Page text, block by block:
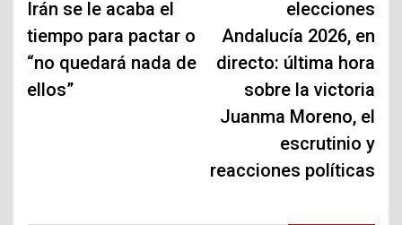
entradas
Irán se le acaba el
tiempo para pactar o
“no quedará nada de
ellos”
elecciones
Andalucía 2026, en
directo: última hora
sobre la victoria
Juanma Moreno, el
escrutinio y
reacciones políticas